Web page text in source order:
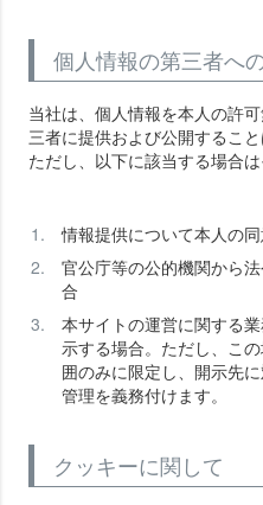
個人情報の第三者へ
当社は、個人情報を本人の許
三者に提供および公開すること
ただし、以下に該当する場合
情報提供について本人の
官公庁等の公的機関から
合
本サイトの運営に関する
示する場合。ただし、こ
囲のみに限定し、開示先
管理を義務付けます。
クッキーに関して